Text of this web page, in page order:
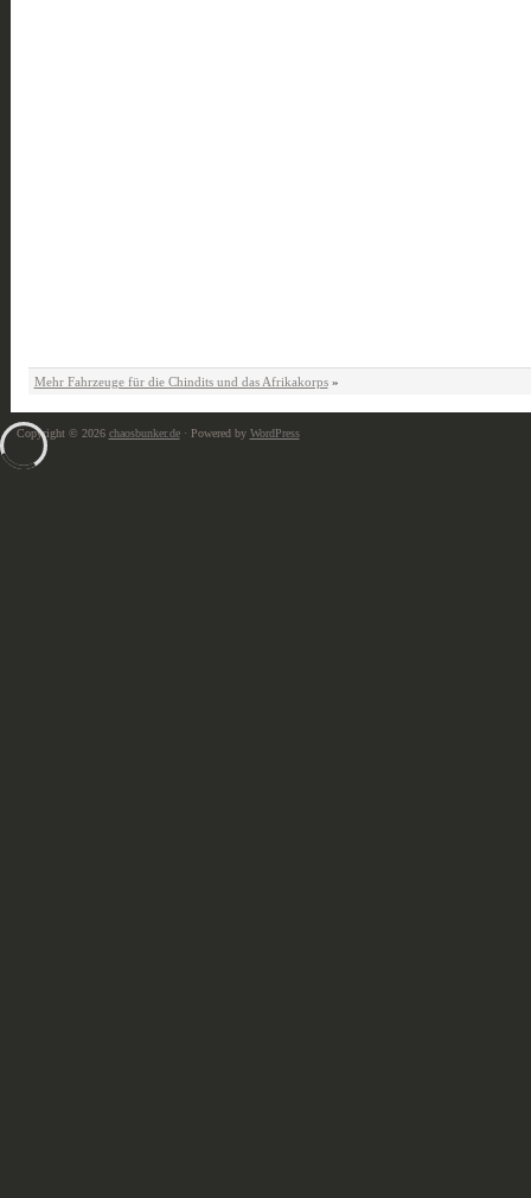
Mehr Fahrzeuge für die Chindits und das Afrikakorps»
Copyright © 2026 chaosbunker.de· Powered by WordPress